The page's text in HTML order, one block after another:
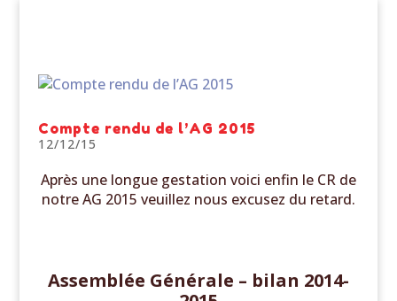
Compte rendu de l’AG 2015
12/12/15
Après une longue gestation voici enfin le CR de
notre AG 2015 veuillez nous excusez du retard.
Assemblée Générale – bilan 2014-